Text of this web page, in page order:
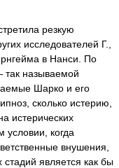
резкую
исследователей Г.,
в Нанси. По
так называемой
Шарко и его
сколько истерию,
истерических
условии, когда
внушения,
является как бы